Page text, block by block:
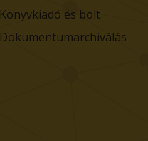
Könyvkiadó és bolt
Dokumentumarchiválás